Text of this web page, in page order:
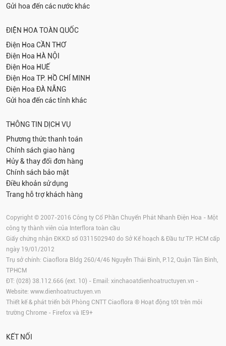
Gửi hoa đến các nước khác
ĐIỆN HOA TOÀN QUỐC
Điện Hoa CẦN THƠ
Điện Hoa HÀ NỘI
Điện Hoa HUẾ
Điện Hoa TP. HỒ CHÍ MINH
Điện Hoa ĐÀ NẴNG
Gửi hoa đến các tỉnh khác
THÔNG TIN DỊCH VỤ
Phương thức thanh toán
Chính sách giao hàng
Hủy & thay đổi đơn hàng
Chính sách bảo mật
Điều khoản sử dụng
Trang hỗ trợ khách hàng
Copyright © 2007-2016 Công ty Cổ Phần Chuyển Phát Nhanh Điện Hoa - Một
công ty thành viên của Interflora toàn cầu
Giấy chứng nhận ĐKKD số 0311502940 do Sở Kế hoạch & Đầu tư TP. HCM cấp
ngày 19/01/2012
Trụ sở chính: Ciaoflora Bldg 260/4/46 Nguyễn Thái Bình, P.12, Quận Tân Bình,
TPHCM
ĐT: (028) 38.112.666 (ext. 10) - Email: xinchaoatdienhoatructuyen.vn -
Website: www.dienhoatructuyen.vn
Thiết kế & phát triển bởi Phòng CNTT Ciaoflora ® Hoạt động tốt trên môi
trường Chrome - Firefox và IE9+
KẾT NỐI